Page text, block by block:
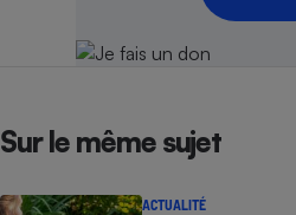
Sur le même sujet
ACTUALITÉ